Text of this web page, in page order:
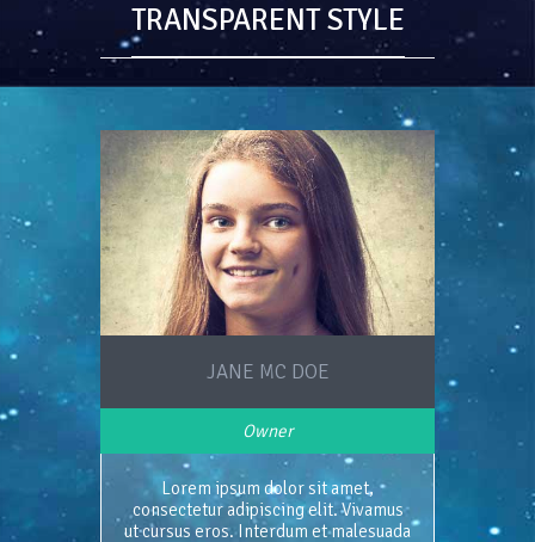
TRANSPARENT STYLE
JANE MC DOE
Owner
Lorem ipsum dolor sit amet,
consectetur adipiscing elit. Vivamus
ut cursus eros. Interdum et malesuada